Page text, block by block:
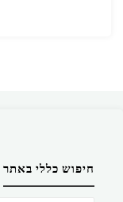
חיפוש כללי באתר